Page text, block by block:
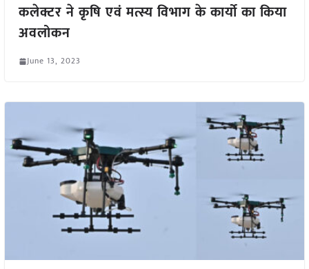
कलेक्टर ने कृषि एवं मत्स्य विभाग के कार्यो का किया
अवलोकन
June 13, 2023